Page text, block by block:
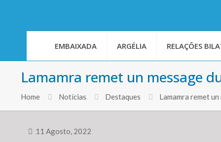
EMBAIXADA ARGÉLIA RELAÇÕES
Lamamra remet un message
Home Notícias Destaques Lamamra remet
11 Agosto, 2022